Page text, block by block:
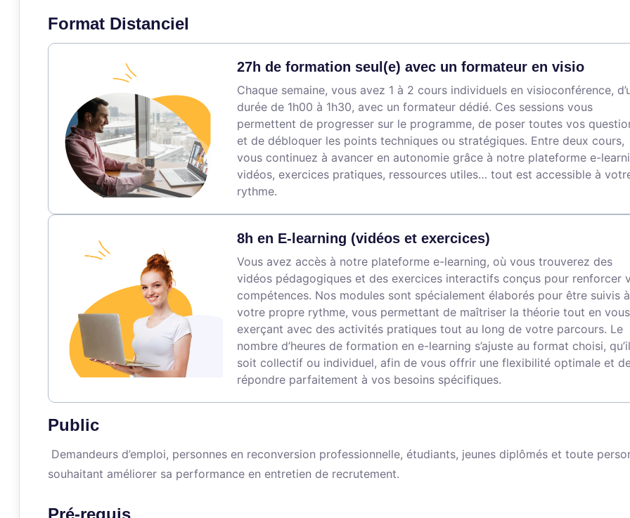
Format Distanciel
27h de formation seul(e) avec un formateur en visio
Chaque semaine, vous avez 1 à 2 cours individuels en visioconférence,
durée de 1h00 à 1h30, avec un formateur dédié. Ces sessions vous
permettent de progresser sur le programme, de poser toutes vos
et de débloquer les points techniques ou stratégiques. Entre deux cours,
vous continuez à avancer en autonomie grâce à notre plateforme e-
vidéos, exercices pratiques, ressources utiles… tout est accessible à
rythme.
8h en E-learning (vidéos et exercices)
Vous avez accès à notre plateforme e-learning, où vous trouverez des
vidéos pédagogiques et des exercices interactifs conçus pour renforcer
compétences. Nos modules sont spécialement élaborés pour être suivis à
votre propre rythme, vous permettant de maîtriser la théorie tout en vous
exerçant avec des activités pratiques tout au long de votre parcours. Le
nombre d’heures de formation en e-learning s’ajuste au format choisi, qu’il
soit collectif ou individuel, afin de vous offrir une flexibilité optimale et
répondre parfaitement à vos besoins spécifiques.
Public
Demandeurs d’emploi, personnes en reconversion professionnelle, étudiants, jeunes diplômés et toute
souhaitant améliorer sa performance en entretien de recrutement.
Pré-requis